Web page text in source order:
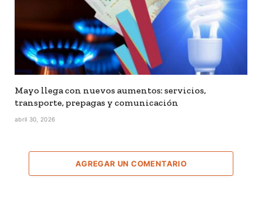
Mayo llega con nuevos aumentos: servicios,
transporte, prepagas y comunicación
abril 30, 2026
AGREGAR UN COMENTARIO